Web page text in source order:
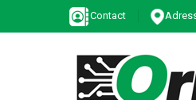
Contact